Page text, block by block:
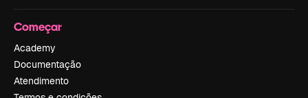
Começar
Academy
Documentação
Atendimento